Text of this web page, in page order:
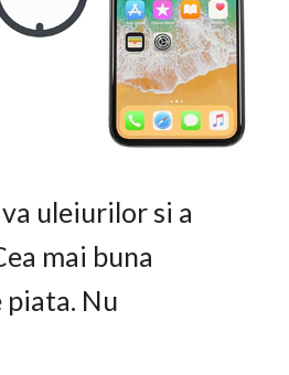
uleiurilor si a
mai buna
Nu